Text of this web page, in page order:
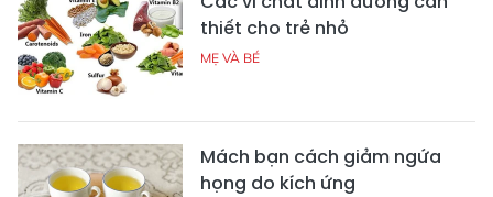
thiết cho trẻ nhỏ
MẸ VÀ BÉ
Mách bạn cách giảm ngứa
họng do kích ứng